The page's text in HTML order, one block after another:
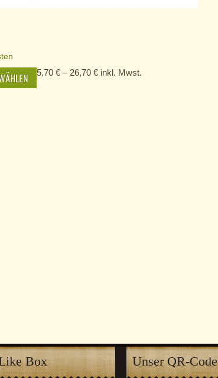
5,70 € – 26,70 € inkl. Mwst.
Box Unser QR-Code